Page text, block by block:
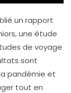
un rapport
une étude
de voyage
sont
pandémie et
tout en